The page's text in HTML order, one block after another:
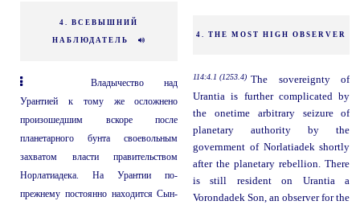
4. ВСЕВЫШНИЙ
НАБЛЮДАТЕЛЬ
4. THE MOST HIGH OBSERVER
Владычество над
Урантией к тому же осложнено
произошедшим вскоре после
планетарного бунта своевольным
захватом власти правительством
Норлатиадека. На Урантии по-
прежнему постоянно находится Сын-
114:4.1 (1253.4) The sovereignty of
Urantia is further complicated by
the onetime arbitrary seizure of
planetary authority by the
government of Norlatiadek shortly
after the planetary rebellion. There
is still resident on Urantia a
Vorondadek Son, an observer for the